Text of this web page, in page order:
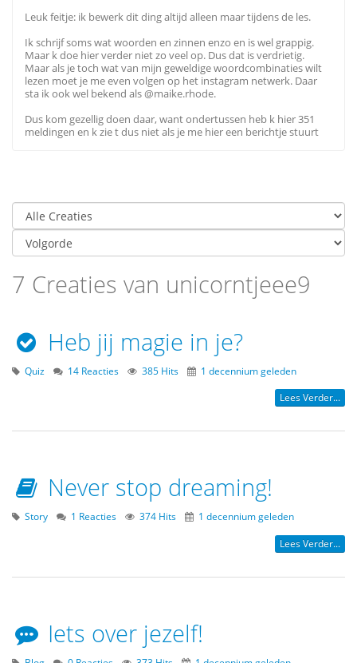
Leuk feitje: ik bewerk dit ding altijd alleen maar tijdens de les.
Ik schrijf soms wat woorden en zinnen enzo en is wel grappig.
Maar k doe hier verder niet zo veel op. Dus dat is verdrietig.
Maar als je toch wat van mijn geweldige woordcombinaties wilt
lezen moet je me even volgen op het instagram netwerk. Daar
sta ik ook wel bekend als @maike.rhode.
Dus kom gezellig doen daar, want ondertussen heb k hier 351
meldingen en k zie t dus niet als je me hier een berichtje stuurt
7 Creaties van unicorntjeee9
Heb jij magie in je?
Quiz 14 Reacties 385 Hits 1 decennium geleden
Lees Verder...
Never stop dreaming!
Story 1 Reacties 374 Hits 1 decennium geleden
Lees Verder...
Iets over jezelf!